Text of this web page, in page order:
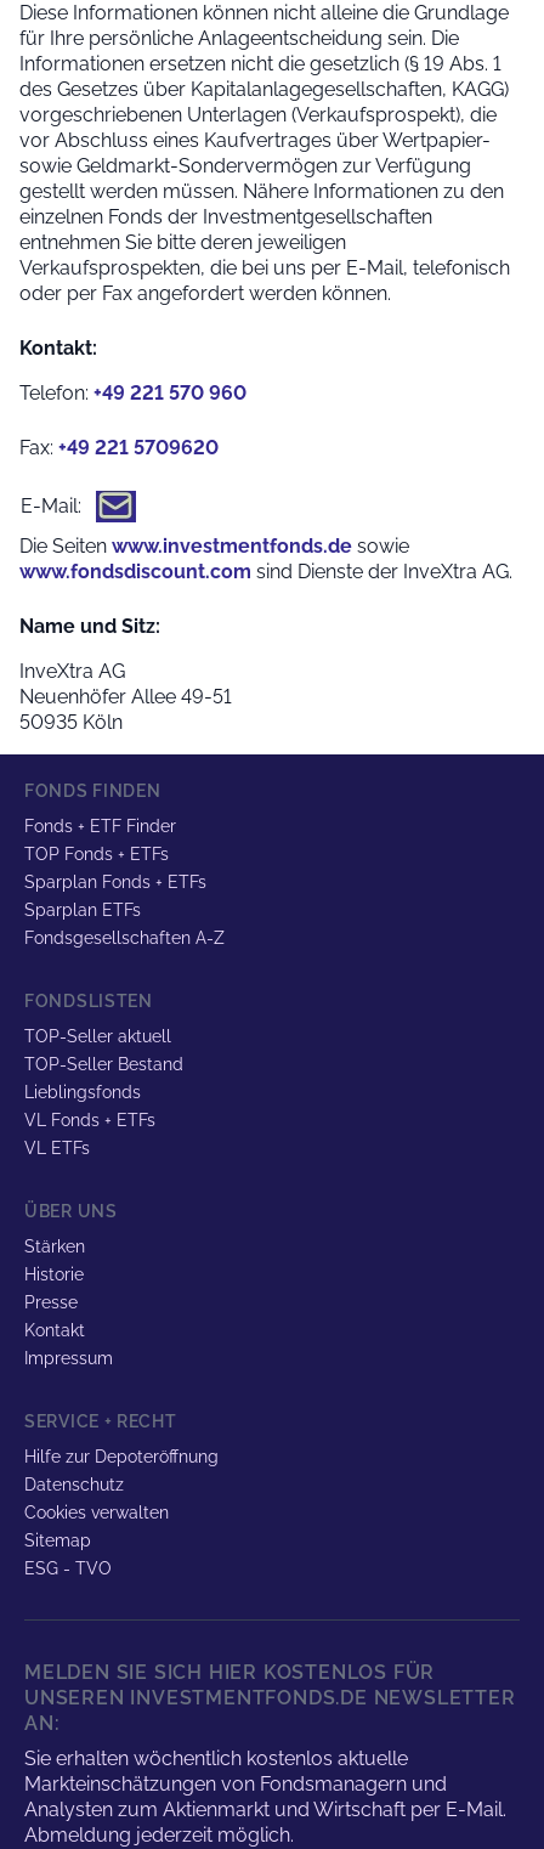
Diese Informationen können nicht alleine die Grundlage
für Ihre persönliche Anlageentscheidung sein. Die
Informationen ersetzen nicht die gesetzlich (§ 19 Abs. 1
des Gesetzes über Kapitalanlagegesellschaften, KAGG)
vorgeschriebenen Unterlagen (Verkaufsprospekt), die
vor Abschluss eines Kaufvertrages über Wertpapier-
sowie Geldmarkt-Sondervermögen zur Verfügung
gestellt werden müssen. Nähere Informationen zu den
einzelnen Fonds der Investmentgesellschaften
entnehmen Sie bitte deren jeweiligen
Verkaufsprospekten, die bei uns per E-Mail, telefonisch
oder per Fax angefordert werden können.
Kontakt:
Telefon: +49 221 570 960
Fax: +49 221 5709620
E-Mail:
Die Seiten www.investmentfonds.de sowie
www.fondsdiscount.com sind Dienste der InveXtra AG.
Name und Sitz:
InveXtra AG
Neuenhöfer Allee 49-51
50935 Köln
FONDS FINDEN
Fonds + ETF Finder
TOP Fonds + ETFs
Sparplan Fonds + ETFs
Sparplan ETFs
Fondsgesellschaften A-Z
FONDSLISTEN
TOP-Seller aktuell
TOP-Seller Bestand
Lieblingsfonds
VL Fonds + ETFs
VL ETFs
ÜBER UNS
Stärken
Historie
Presse
Kontakt
Impressum
SERVICE + RECHT
Hilfe zur Depoteröffnung
Datenschutz
Cookies verwalten
Sitemap
ESG - TVO
MELDEN SIE SICH HIER KOSTENLOS FÜR
UNSEREN INVESTMENTFONDS.DE NEWSLETTER
AN:
Sie erhalten wöchentlich kostenlos aktuelle
Markteinschätzungen von Fondsmanagern und
Analysten zum Aktienmarkt und Wirtschaft per E-Mail.
Abmeldung jederzeit möglich.